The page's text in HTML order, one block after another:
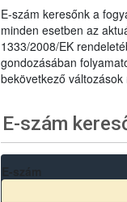
E-szám keresőnk a
minden esetben az
1333/2008/EK
gondozásában
bekövetkező
E-szám